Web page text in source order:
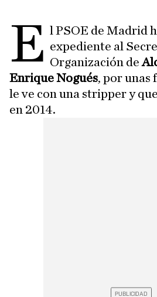
E l PSOE de Madrid
expediente al
Organización de
Enrique Nogués, por unas
le ve con una stripper y
en 2014.